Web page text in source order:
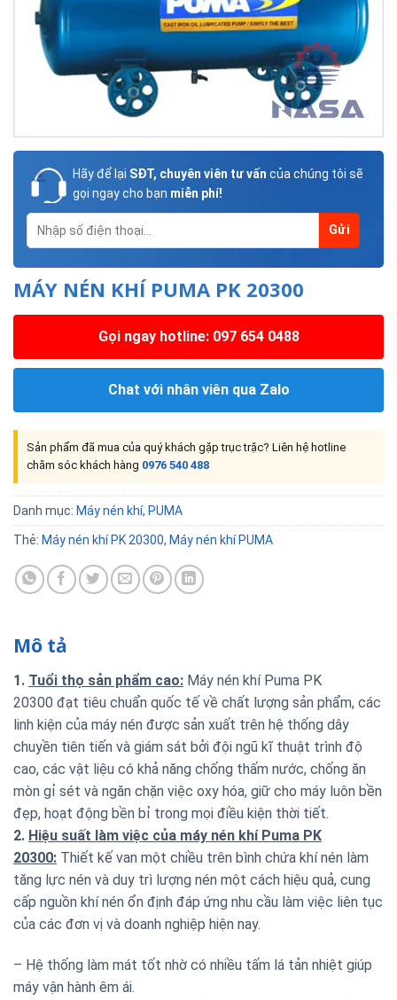
Hãy để lại SĐT, chuyên viên tư vấn của chúng tôi sẽ
gọi ngay cho bạn miễn phí!
MÁY NÉN KHÍ PUMA PK 20300
Gọi ngay hotline: 097 654 0488
Chat với nhân viên qua Zalo
Sản phẩm đã mua của quý khách gặp trục trặc? Liên hệ hotline
chăm sóc khách hàng 0976 540 488
Danh mục: Máy nén khí, PUMA
Thẻ: Máy nén khí PK 20300, Máy nén khí PUMA
Mô tả
1. Tuổi thọ sản phẩm cao: Máy nén khí Puma PK
20300 đạt tiêu chuẩn quốc tế về chất lượng sản phẩm, các
linh kiện của máy nén được sản xuất trên hệ thống dây
chuyền tiên tiến và giám sát bởi đội ngũ kĩ thuật trình độ
cao, các vật liệu có khả năng chống thấm nước, chống ăn
mòn gỉ sét và ngăn chặn việc oxy hóa, giữ cho máy luôn bền
đẹp, hoạt động bền bỉ trong mọi điều kiện thời tiết.
2. Hiệu suất làm việc của máy nén khí Puma PK
20300: Thiết kế van một chiều trên bình chứa khí nén làm
tăng lực nén và duy trì lượng nén một cách hiệu quả, cung
cấp nguồn khí nén ổn định đáp ứng nhu cầu làm việc liên tục
của các đơn vị và doanh nghiệp hiện nay.
– Hệ thống làm mát tốt nhờ có nhiều tấm lá tản nhiệt giúp
máy vận hành êm ái.